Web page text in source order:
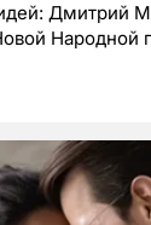
Дмитрий
Народной